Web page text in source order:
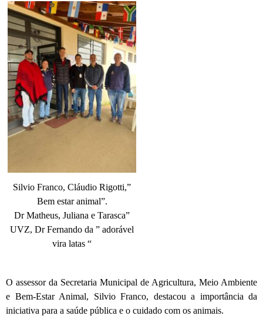
Silvio Franco, Cláudio Rigotti,”
Bem estar animal”.
Dr Matheus, Juliana e Tarasca”
UVZ, Dr Fernando da ” adorável
vira latas “
O assessor da Secretaria Municipal de Agricultura, Meio Ambiente
e Bem-Estar Animal, Silvio Franco, destacou a importância da
iniciativa para a saúde pública e o cuidado com os animais.